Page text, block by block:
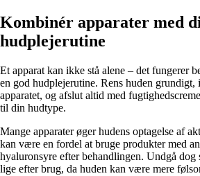
Kombinér apparater med
hudplejerutine
Et apparat kan ikke stå alene – det fungerer
en god hudplejerutine. Rens huden grundigt,
apparatet, og afslut altid med
til din hudtype.
Mange apparater øger hudens optagelse af
kan være en fordel at bruge produkter med
hyaluronsyre efter behandlingen. Undgå
lige efter brug, da huden kan være mere